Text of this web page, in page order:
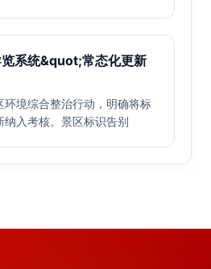
系统&quot;常态化更新
环境综合整治行动，明确将标
纳入考核。景区标识告别